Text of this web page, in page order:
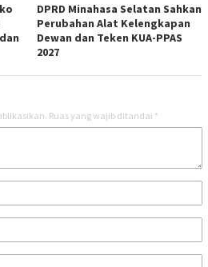
DPRD Minahasa Selatan Sahkan
Perubahan Alat Kelengkapan
Dewan dan Teken KUA-PPAS
2027
Ruas yang wajib ditandai *